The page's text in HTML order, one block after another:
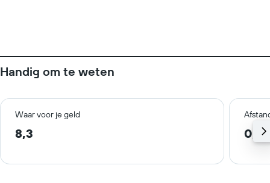
Handig om te weten
Waar voor je geld
8,3 0,6